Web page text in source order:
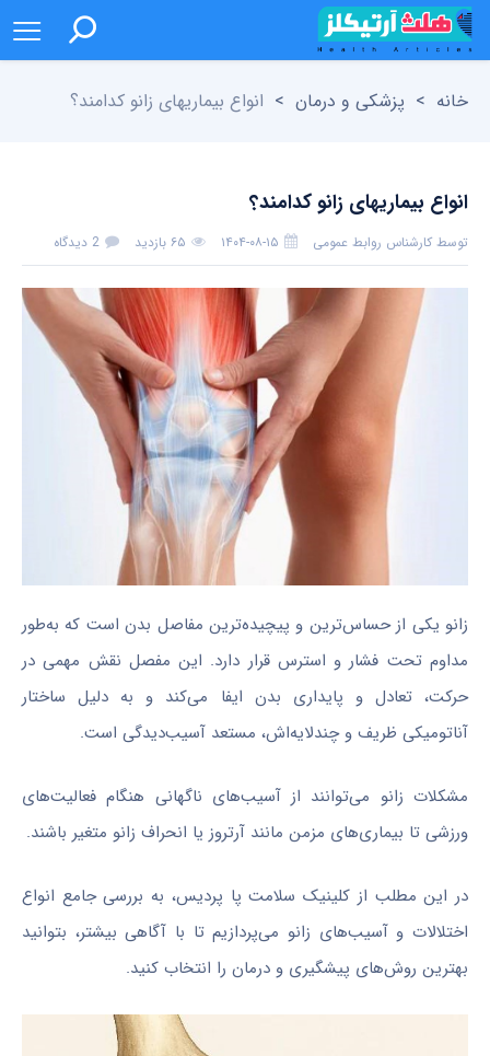
خانه > پزشکی و درمان > انواع بیماریهای زانو کدامند؟
انواع بیماریهای زانو کدامند؟
توسط کارشناس روابط عمومی ۱۴۰۴-۰۸-۱۵ ۶۵ بازدید 2 دیدگاه
زانو یکی از حساس‌ترین و پیچیده‌ترین مفاصل بدن است که به‌طور
مداوم تحت فشار و استرس قرار دارد. این مفصل نقش مهمی در
حرکت، تعادل و پایداری بدن ایفا می‌کند و به دلیل ساختار
آناتومیکی ظریف و چندلایه‌اش، مستعد آسیب‌دیدگی است.
مشکلات زانو می‌توانند از آسیب‌های ناگهانی هنگام فعالیت‌های
ورزشی تا بیماری‌های مزمن مانند آرتروز یا انحراف زانو متغیر باشند.
در این مطلب از کلینیک سلامت پا پردیس، به بررسی جامع انواع
اختلالات و آسیب‌های زانو می‌پردازیم تا با آگاهی بیشتر، بتوانید
بهترین روش‌های پیشگیری و درمان را انتخاب کنید.